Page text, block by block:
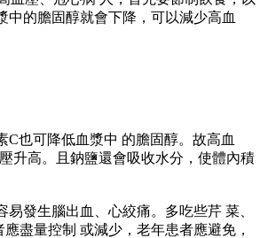
的膽固醇就會下降，可以減少高血
也可降低血漿中 的膽固醇。故高血
升高。且鈉鹽還會吸收水分，使體內積
發生腦出血、心絞痛。多吃些芹 菜、
盡量控制 或減少，老年患者應避免，